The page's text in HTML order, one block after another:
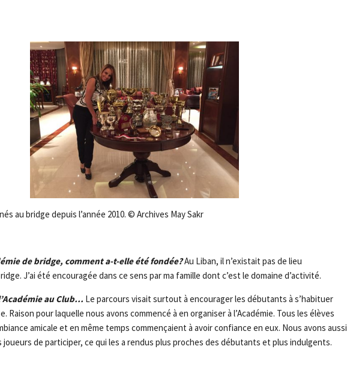
au bridge depuis l’année 2010. © Archives May Sakr
de bridge, comment a-t-elle été fondée?Au Liban, il n’existait pas de lieu
J’ai été encouragée dans ce sens par ma famille dont c’est le domaine d’activité.
au Club… Le parcours visait surtout à encourager les débutants à s’habituer
Raison pour laquelle nous avons commencé à en organiser à l’Académie. Tous les élèves
amicale et en même temps commençaient à avoir confiance en eux. Nous avons aussi
joueurs de participer, ce qui les a rendus plus proches des débutants et plus indulgents.